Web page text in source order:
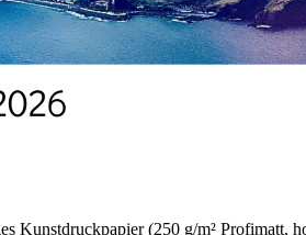
(250 g/m² Profimatt,